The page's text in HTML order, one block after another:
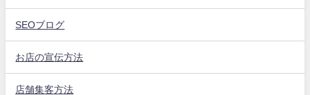
SEOブログ
お店の宣伝方法
店舗集客方法